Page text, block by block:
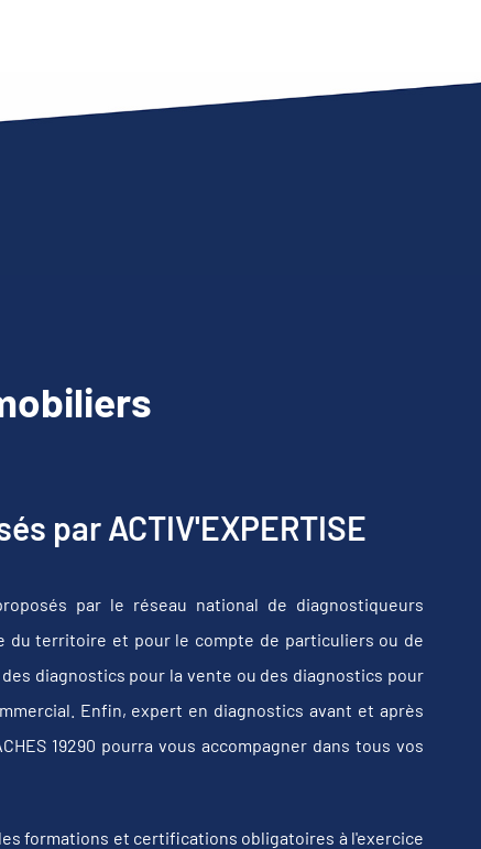
par ACTIV'EXPERTISE
par le réseau national de diagnostiqueurs
du territoire et pour le compte de particuliers ou de
diagnostics pour la vente ou des diagnostics pour
Enfin, expert en diagnostics avant et après
19290 pourra vous accompagner dans tous vos
formations et certifications obligatoires à l'exercice